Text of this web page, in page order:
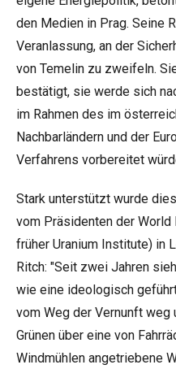
den Medien in Prag. Seine
Veranlassung, an der
von Temelin zu zweifeln.
bestätigt, sie werde sich
im Rahmen des im
Nachbarländern und der
Verfahrens vorbereitet
Stark unterstützt wurde
vom Präsidenten der World
früher Uranium Institute) in
Ritch: "Seit zwei Jahren
wie eine ideologisch
vom Weg der Vernunft weg
Grünen über eine von
Windmühlen angetriebene